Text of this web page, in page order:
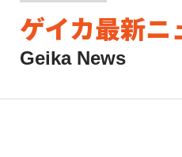
ゲイカ最新ニ
Geika News